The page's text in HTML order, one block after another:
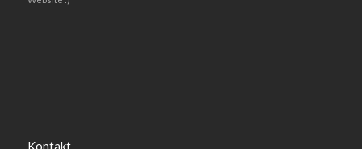
Kontakt